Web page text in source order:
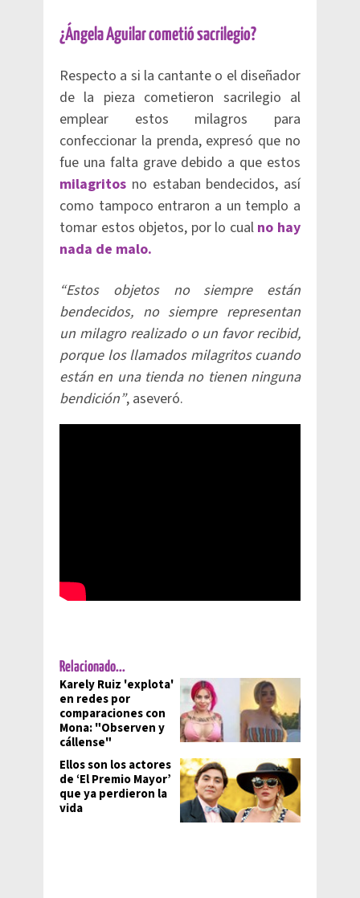
¿Ángela Aguilar cometió sacrilegio?
Respecto a si la cantante o el diseñador
de la pieza cometieron sacrilegio al
emplear estos milagros para
confeccionar la prenda, expresó que no
fue una falta grave debido a que estos
milagritos no estaban bendecidos, así
como tampoco entraron a un templo a
tomar estos objetos, por lo cualno hay
nada de malo.
“Estos objetos no siempre están
bendecidos, no siempre representan
un milagro realizado o un favor recibid,
porque los llamados milagritos cuando
están en una tienda no tienen ninguna
bendición”, aseveró.
Relacionado...
Karely Ruiz 'explota'
en redes por
comparaciones con
Mona: "Observen y
cállense"
Ellos son los actores
de ‘El Premio Mayor’
que ya perdieron la
vida